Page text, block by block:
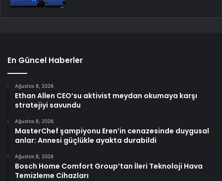
En Güncel Haberler
Ağustos 8, 2026
Ethan Allen CEO’su aktivist meydan okumaya karşı
stratejiyi savundu
Ağustos 8, 2026
MasterChef şampiyonu Eren’in cenazesinde duygusal
anlar: Annesi güçlükle ayakta durabildi
Ağustos 8, 2026
Bosch Home Comfort Group’tan İleri Teknoloji Hava
Temizleme Cihazları